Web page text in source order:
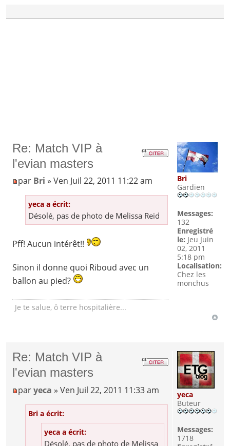
Re: Match VIP à
l'evian masters
par Bri » Ven Juil 22, 2011 11:22 am
yeca a écrit:
Désolé, pas de photo de Melissa Reid
Pff! Aucun intérêt!!
Sinon il donne quoi Riboud avec un
ballon au pied?
Je te salue, ô terre hospitalière...
Bri
Gardien
Messages:
132
Enregistré
le: Jeu Juin
02, 2011
5:18 pm
Localisation:
Chez les
monchus
Re: Match VIP à
l'evian masters
paryeca » Ven Juil 22, 2011 11:33 am
Bri a écrit:
yeca a écrit:
Désolé, pas de photo de Melissa
yeca
Buteur
Messages:
1718